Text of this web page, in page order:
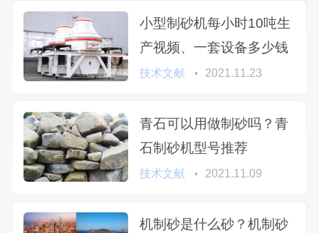
小型制砂机每小时10吨生
产视频、一套设备多少钱
技术文献 2021.11.23
青石可以用做制砂吗？青
石制砂机型号推荐
技术文献 2021.11.09
机制砂是什么砂？机制砂